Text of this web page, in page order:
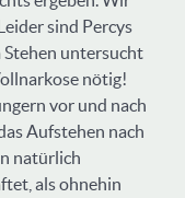
sind Percys
Stehen untersucht
nötig!
vor und nach
Aufstehen nach
natürlich
als ohnehin